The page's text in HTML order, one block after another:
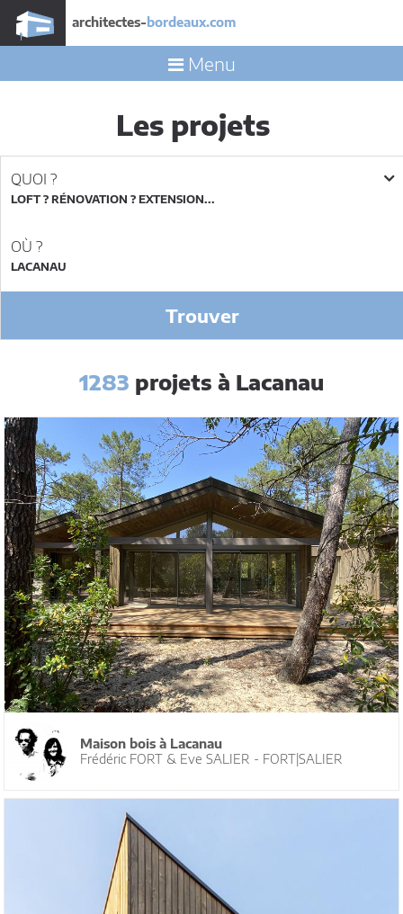
architectes- bordeaux.com
Menu
Les projets
QUOI ?
LOFT ? RÉNOVATION ? EXTENSION...
OÙ ?
Trouver
1283 projets à Lacanau
Maison bois à Lacanau
Frédéric FORT & Eve SALIER - FORT|SALIER